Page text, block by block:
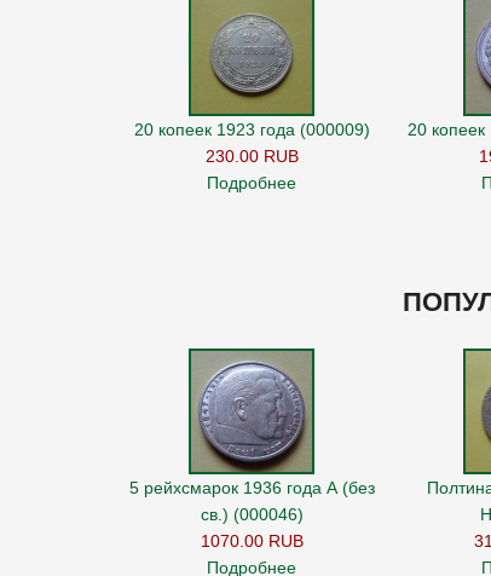
20 копеек 1923 года (000009)
230.00 RUB
Подробнее
20
5 рейхсмарок 1936 года А (без
св.) (000046)
1070.00 RUB
Подробнее